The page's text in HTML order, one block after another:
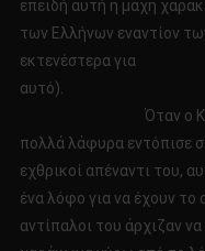
επειδή αυτή η μάχη
των Ελλήνων εναντίον
εκτενέστερα για
Όταν ο Κλέαρχος
πολλά λάφυρα εντόπισε
εχθρικοί απέναντι του,
ένα λόφο για να έχουν το
αντίπαλοι του άρχιζαν